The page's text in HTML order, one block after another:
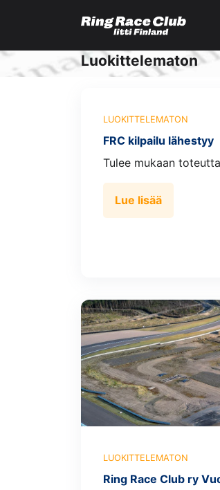
Luokittelematon
LUOKITTELEMATON
FRC kilpailu lähestyy
Tulee mukaan
Lue lisää
LUOKITTELEMATON
Ring Race Club ry